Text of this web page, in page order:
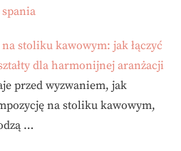
stoliku kawowym: jak łączyć
dla harmonijnej aranżacji
przed wyzwaniem, jak
na stoliku kawowym,
…